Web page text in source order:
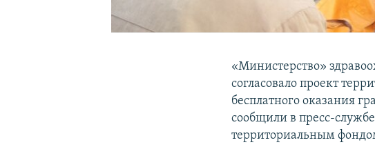
«Министерство»
согласовало проект
бесплатного оказания
сообщили в пресс-
территориальным